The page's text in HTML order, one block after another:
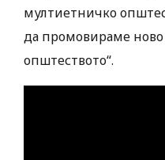
мултиетничко
да промовираме
општеството“.